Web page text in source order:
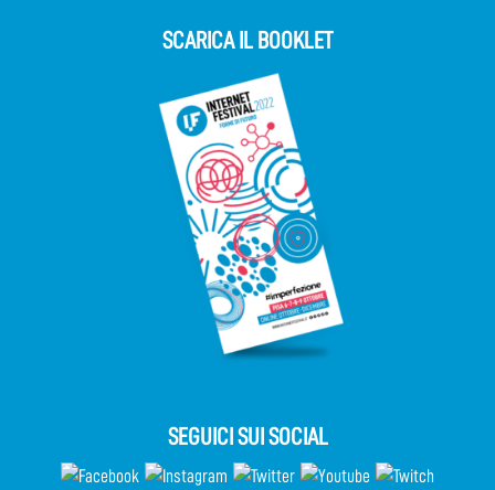
SCARICA IL BOOKLET
SEGUICI SUI SOCIAL